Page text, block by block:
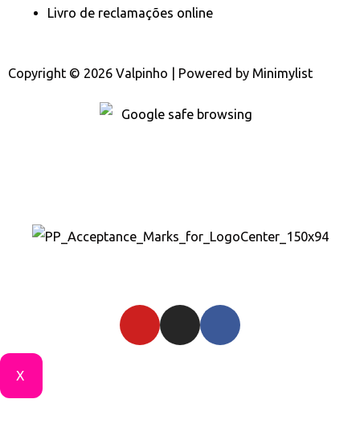
Livro de reclamações online
Copyright © 2026 Valpinho | Powered by Minimylist
X